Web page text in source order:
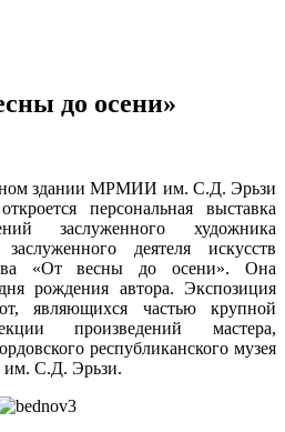
до осени»
здании МРМИИ им. С.Д. Эрьзи
персональная выставка
заслуженного художника
деятеля искусств
«От весны до осени». Она
рождения автора. Экспозиция
являющихся частью крупной
произведений мастера,
республиканского музея
им. С.Д. Эрьзи.